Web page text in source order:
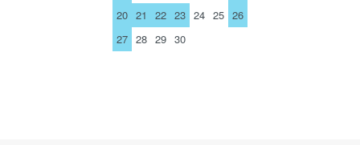
20 21 22 23 24 25 26
27 28 29 30